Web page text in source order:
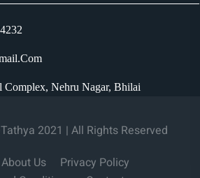
Complex, Nehru Nagar, Bhilai
2021 | All Rights Reserved
About Us
Privacy Policy